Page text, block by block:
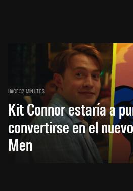
HACE 32 MINUTOS
Kit Connor estaría a
convertirse en el
Men